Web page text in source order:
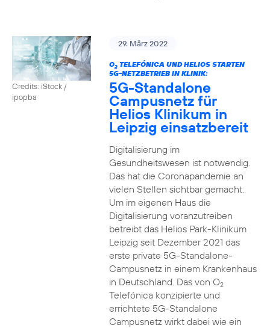
Credits: iStock /
ipopba
29. März 2022
O2TELEFÓNICA UND HELIOS STARTEN
5G-NETZBETRIEB IN KLINIK:
5G-Standalone
Campusnetz für
Helios Klinikum in
Leipzig einsatzbereit
Digitalisierung im
Gesundheitswesen ist notwendig.
Das hat die Coronapandemie an
vielen Stellen sichtbar gemacht.
Um im eigenen Haus die
Digitalisierung voranzutreiben
betreibt das Helios Park-Klinikum
Leipzig seit Dezember 2021 das
erste private 5G-Standalone-
Campusnetz in einem Krankenhaus
in Deutschland. Das von O2
Telefónica konzipierte und
errichtete 5G-Standalone
Campusnetz wirkt dabei wie ein